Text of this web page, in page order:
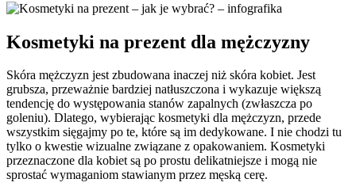
Kosmetyki na prezent dla mężczyzny
Skóra mężczyzn jest zbudowana inaczej niż skóra kobiet. Jest
grubsza, przeważnie bardziej natłuszczona i wykazuje większą
tendencję do występowania stanów zapalnych (zwłaszcza po
goleniu). Dlatego, wybierając kosmetyki dla mężczyzn, przede
wszystkim sięgajmy po te, które są im dedykowane. I nie chodzi tu
tylko o kwestie wizualne związane z opakowaniem. Kosmetyki
przeznaczone dla kobiet są po prostu delikatniejsze i mogą nie
sprostać wymaganiom stawianym przez męską cerę.